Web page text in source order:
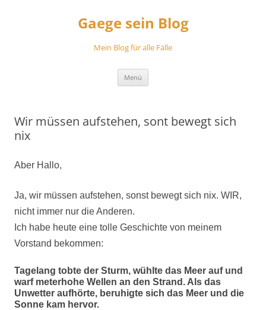
Gaege sein Blog
Mein Blog für alle Fälle
Menü
Wir müssen aufstehen, sont bewegt sich
nix
Aber Hallo,
Ja, wir müssen aufstehen, sonst bewegt sich nix. WIR,
nicht immer nur die Anderen.
Ich habe heute eine tolle Geschichte von meinem
Vorstand bekommen:
Tagelang tobte der Sturm, wühlte das Meer auf und
warf meterhohe Wellen an den Strand. Als das
Unwetter aufhörte, beruhigte sich das Meer und die
Sonne kam hervor.